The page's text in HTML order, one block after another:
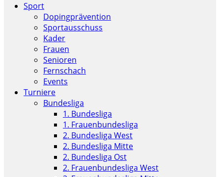
Sport
Dopingprävention
Sportausschuss
Kader
Frauen
Senioren
Fernschach
Events
Turniere
Bundesliga
1. Bundesliga
1. Frauenbundesliga
2. Bundesliga West
2. Bundesliga Mitte
2. Bundesliga Ost
2. Frauenbundesliga West